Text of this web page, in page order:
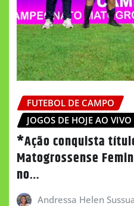
FUTEBOL DE CAMPO
JOGOS DE HOJE AO VIVO
*Ação conquista
Matogrossense
no…
Andressa Helen